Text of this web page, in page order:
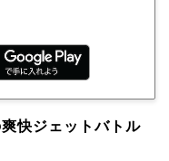
快ジェットバトル